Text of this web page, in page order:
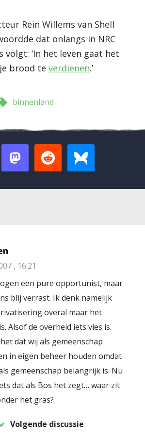
Rein Willems van Shell
dat onlangs in NRC
volgt: ‘In het leven gaat het
brood te verdienen.’
binnenland
, 16:21
een pure opportunist, maar
blij verrast. Ik denk namelijk
overal maar het
Alsof de overheid iets vies is.
dat wij als gemeenschap
in eigen beheer houden omdat
gemeenschap belangrijk is. Nu
dat als Bos het zegt… waar zit
het gras?
Volgende discussie